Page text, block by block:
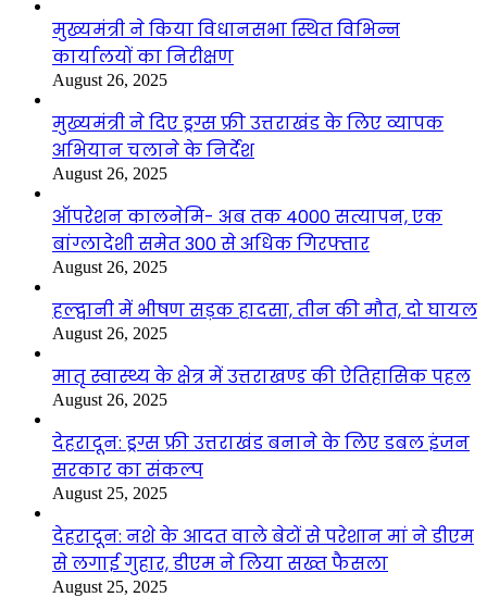
मुख्यमंत्री ने किया विधानसभा स्थित विभिन्न
कार्यालयों का निरीक्षण
August 26, 2025
मुख्यमंत्री ने दिए ड्रग्स फ्री उत्तराखंड के लिए व्यापक
अभियान चलाने के निर्देश
August 26, 2025
ऑपरेशन कालनेमि- अब तक 4000 सत्यापन, एक
बांग्लादेशी समेत 300 से अधिक गिरफ्तार
August 26, 2025
हल्द्वानी में भीषण सड़क हादसा, तीन की मौत, दो घायल
August 26, 2025
मातृ स्वास्थ्य के क्षेत्र में उत्तराखण्ड की ऐतिहासिक पहल
August 26, 2025
देहरादून: ड्रग्स फ्री उत्तराखंड बनाने के लिए डबल इंजन
सरकार का संकल्प
August 25, 2025
देहरादून: नशे के आदत वाले बेटों से परेशान मां ने डीएम
से लगाई गुहार, डीएम ने लिया सख्त फैसला
August 25, 2025